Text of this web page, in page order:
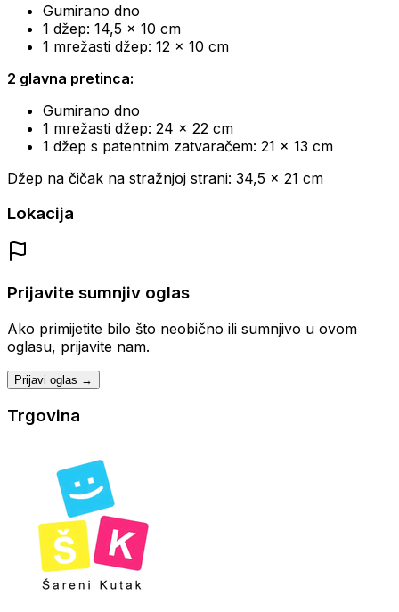
Gumirano dno
1 džep: 14,5 x 10 cm
1 mrežasti džep: 12 x 10 cm
2 glavna pretinca:
Gumirano dno
1 mrežasti džep: 24 x 22 cm
1 džep s patentnim zatvaračem: 21 x 13 cm
Džep na čičak na stražnjoj strani: 34,5 x 21 cm
Lokacija
Prijavite sumnjiv oglas
Ako primijetite bilo što neobično ili sumnjivo u ovom
oglasu, prijavite nam.
Prijavi oglas →
Trgovina